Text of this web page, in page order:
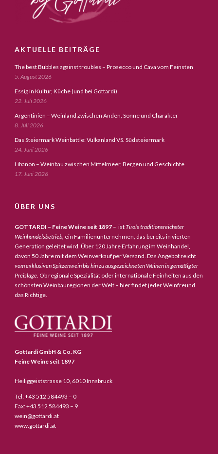
AKTUELLE BEITRÄGE
The best Bubbles against troubles – Prosecco und Cava vom Feinsten
5. August 2026
Essig in Kultur, Küche (und bei Gottardi)
22. Juli 2026
Argentinien – Weinland zwischen Anden, Sonne und Charakter
8. Juli 2026
Das Steiermark Weinbattle: Vulkanland VS. Südsteiermark
24. Juni 2026
Libanon – Weinbau zwischen Mittelmeer, Bergen und Geschichte
17. Juni 2026
ÜBER UNS
GOTTARDI – Feine Weine seit 1897 – istTirols traditionsreichster
Weinhandelsbetrieb, ein Familienunternehmen, das bereits in vierten
Generation geleitet wird. Über 120 Jahre Erfahrung im Weinhandel,
davon 50 Jahre mit dem Weinverkauf per Versand. Das Angebot reicht
vom exklusiven Spitzenwein bis hin zu ausgezeichneten Weinen in gemäßigter
Preislage. Ob regionale Spezialität oder internationale Feinheiten aus den
schönsten Weinbauregionen der Welt – hier findet jeder Weinfreund
das Richtige.
Gottardi GmbH & Co. KG
Feine Weine seit 1897
Heiliggeiststrasse 10, 6010 Innsbruck
Tel: +43 512 584493 – 0
Fax: +43 512 584493 – 9
wein@gottardi.at
www.gottardi.at